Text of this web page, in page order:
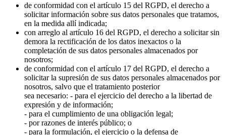
de conformidad con el artículo 15 del RGPD, el derecho a
solicitar información sobre sus datos personales que tratamos,
en la medida allí indicada;
con arreglo al artículo 16 del RGPD, el derecho a solicitar sin
demora la rectificación de los datos inexactos o la
completación de sus datos personales almacenados por
nosotros;
de conformidad con el artículo 17 del RGPD, el derecho a
solicitar la supresión de sus datos personales almacenados por
nosotros, salvo que el tratamiento posterior
sea necesario: - para el ejercicio del derecho a la libertad de
expresión y de información;
- para el cumplimiento de una obligación legal;
- por razones de interés público; o
- para la formulación, el ejercicio o la defensa de